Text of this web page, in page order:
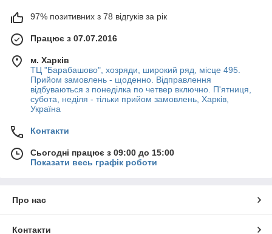
97% позитивних з 78 відгуків за рік
Працює з 07.07.2016
м. Харків
ТЦ "Барабашово", хозряди, широкий ряд, місце 495.
Прийом замовлень - щоденно. Відправлення
відбуваються з понеділка по четвер включно. П'ятниця,
субота, неділя - тільки прийом замовлень, Харків,
Україна
Контакти
Сьогодні працює з 09:00 до 15:00
Показати весь графік роботи
Про нас
Контакти